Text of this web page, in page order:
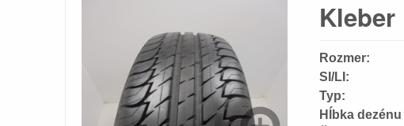
Kleber
Rozmer:
SI/LI:
Typ:
Hĺbka dezénu